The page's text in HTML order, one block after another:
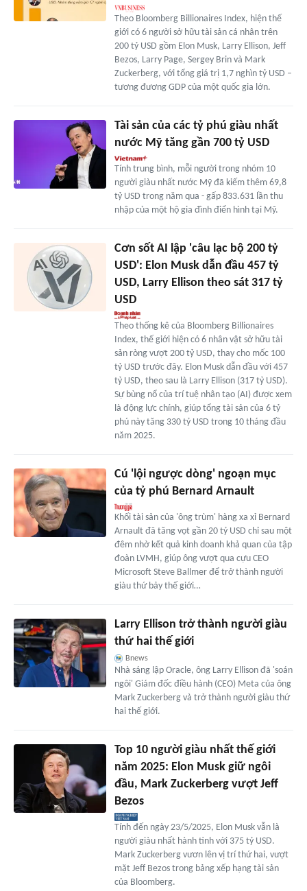
Theo Bloomberg Billionaires Index, hiện thế
giới có 6 người sở hữu tài sản cá nhân trên
200 tỷ USD gồm Elon Musk, Larry Ellison, Jeff
Bezos, Larry Page, Sergey Brin và Mark
Zuckerberg, với tổng giá trị 1,7 nghìn tỷ USD –
tương đương GDP của một quốc gia lớn.
Tài sản của các tỷ phú giàu nhất
nước Mỹ tăng gần 700 tỷ USD
Tính trung bình, mỗi người trong nhóm 10
người giàu nhất nước Mỹ đã kiếm thêm 69,8
tỷ USD trong năm qua - gấp 833.631 lần thu
nhập của một hộ gia đình điển hình tại Mỹ.
Cơn sốt AI lập 'câu lạc bộ 200 tỷ
USD': Elon Musk dẫn đầu 457 tỷ
USD, Larry Ellison theo sát 317 tỷ
USD
Theo thống kê của Bloomberg Billionaires
Index, thế giới hiện có 6 nhân vật sở hữu tài
sản ròng vượt 200 tỷ USD, thay cho mốc 100
tỷ USD trước đây. Elon Musk dẫn đầu với 457
tỷ USD, theo sau là Larry Ellison (317 tỷ USD).
Sự bùng nổ của trí tuệ nhân tạo (AI) được xem
là động lực chính, giúp tổng tài sản của 6 tỷ
phú này tăng 330 tỷ USD trong 10 tháng đầu
năm 2025.
Cú 'lội ngược dòng' ngoạn mục
của tỷ phú Bernard Arnault
Khối tài sản của 'ông trùm' hàng xa xỉ Bernard
Arnault đã tăng vọt gần 20 tỷ USD chỉ sau một
đêm nhờ kết quả kinh doanh khả quan của tập
đoàn LVMH, giúp ông vượt qua cựu CEO
Microsoft Steve Ballmer để trở thành người
giàu thứ bảy thế giới…
Larry Ellison trở thành người giàu
thứ hai thế giới
Bnews
Nhà sáng lập Oracle, ông Larry Ellison đã 'soán
ngôi' Giám đốc điều hành (CEO) Meta của ông
Mark Zuckerberg và trở thành người giàu thứ
hai thế giới.
Top 10 người giàu nhất thế giới
năm 2025: Elon Musk giữ ngôi
đầu, Mark Zuckerberg vượt Jeff
Bezos
Tính đến ngày 23/5/2025, Elon Musk vẫn là
người giàu nhất hành tinh với 375 tỷ USD.
Mark Zuckerberg vươn lên vị trí thứ hai, vượt
mặt Jeff Bezos trong bảng xếp hạng tài sản
của Bloomberg.